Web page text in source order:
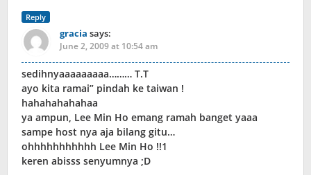
Reply
gracia says:
June 2, 2009 at 10:54 am
sedihnyaaaaaaaaa……… T.T
ayo kita ramai” pindah ke taiwan !
hahahahahahaa
ya ampun, Lee Min Ho emang ramah banget yaaa
sampe host nya aja bilang gitu…
ohhhhhhhhhhh Lee Min Ho !!1
keren abisss senyumnya ;D